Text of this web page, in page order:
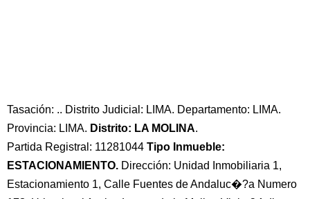
Tasación: .. Distrito Judicial: LIMA. Departamento: LIMA.
Provincia: LIMA. Distrito: LA MOLINA.
Partida Registral: 11281044 Tipo Inmueble:
ESTACIONAMIENTO. Dirección: Unidad Inmobiliaria 1,
Estacionamiento 1, Calle Fuentes de Andaluc�?a Numero